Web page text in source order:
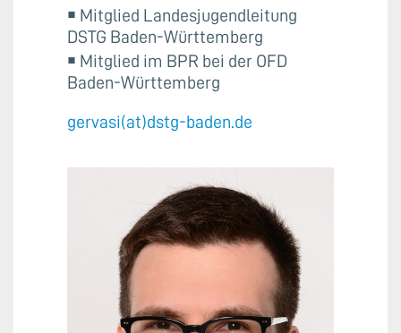
￭ Mitglied Landesjugendleitung
DSTG Baden-Württemberg
￭ Mitglied im BPR bei der OFD
Baden-Württemberg
gervasi(at)dstg-baden.de